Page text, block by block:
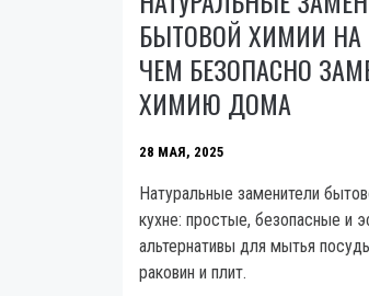
БЫТОВОЙ ХИМИИ НА
ЧЕМ БЕЗОПАСНО
ХИМИЮ ДОМА
28 МАЯ, 2025
Натуральные заменители
кухне: простые, безопасные и
альтернативы для мытья
раковин и плит.